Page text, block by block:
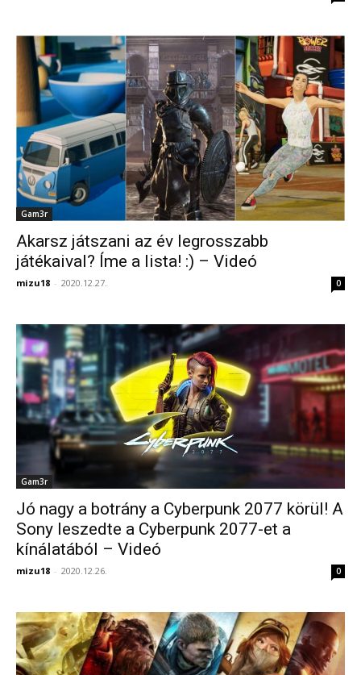
Gam3r
Akarsz játszani az év legrosszabb
játékaival? Íme a lista! :) – Videó
mizu18 - 2020.12.27. 0
Gam3r
Jó nagy a botrány a Cyberpunk 2077 körül! A
Sony leszedte a Cyberpunk 2077-et a
kínálatából – Videó
mizu18 - 2020.12.26. 0